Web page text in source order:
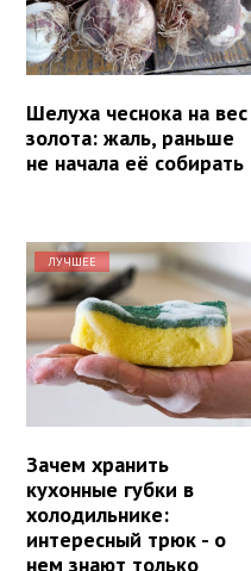
Шелуха чеснока на вес
золота: жаль, раньше
не начала её собирать
ЛУЧШЕЕ
Зачем хранить
кухонные губки в
холодильнике:
интересный трюк - о
нем знают только